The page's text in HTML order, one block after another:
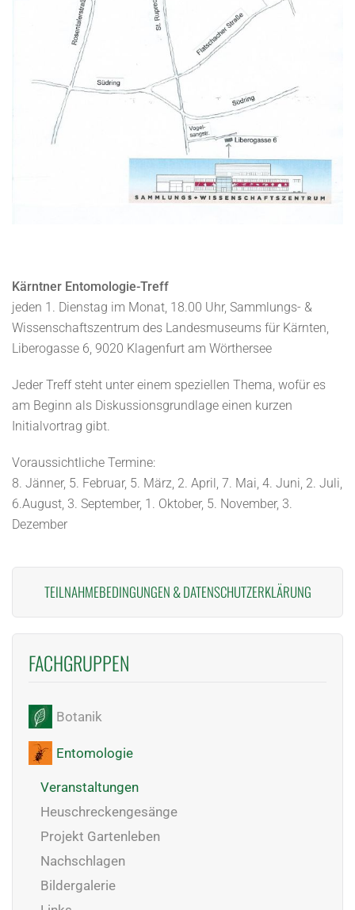
FACHGRUPPEN
Botanik
Entomologie
Veranstaltungen
Heuschreckengesänge
Projekt Gartenleben
Nachschlagen
Bildergalerie
Kärntner Entomologie-Treff
jeden 1. Dienstag im Monat, 18.00 Uhr, Sammlungs- &
Wissenschaftszentrum des Landesmuseums für Kärnten,
Liberogasse 6, 9020 Klagenfurt am Wörthersee
Jeder Treff steht unter einem speziellen Thema, wofür es
am Beginn als Diskussionsgrundlage einen kurzen
Initialvortrag gibt.
Voraussichtliche Termine:
8. Jänner, 5. Februar, 5. März, 2. April, 7. Mai, 4. Juni, 2. Juli,
6.August, 3. September, 1. Oktober, 5. November, 3.
Dezember
TEILNAHMEBEDINGUNGEN &DATENSCHUTZERKLÄRUNG